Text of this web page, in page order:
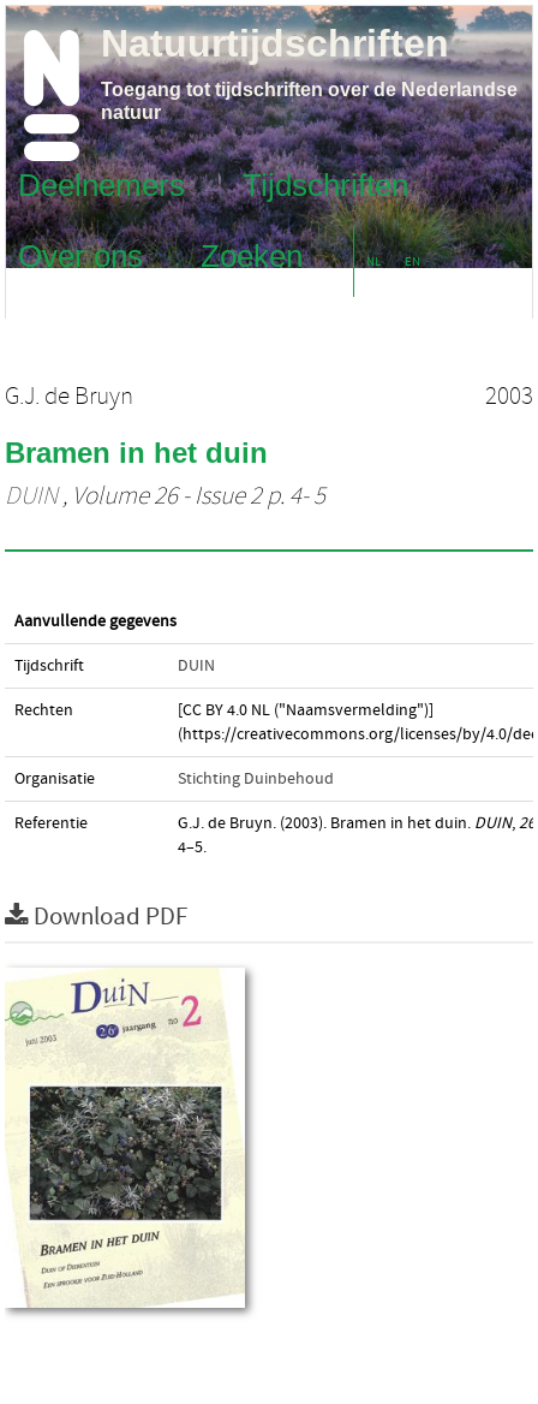
Deelnemers
Tijdschriften
Over ons
Zoeken NL EN
Natuurtijdschriften
Toegang tot tijdschriften over de Nederlandse
natuur
G.J. de Bruyn 2003
Bramen in het duin
DUIN, Volume 26 - Issue 2 p. 4- 5
Aanvullende gegevens
Tijdschrift DUIN
Rechten
[CC BY 4.0 NL ("Naamsvermelding")]
(https://creativecommons.org/licenses/by/4.0/
Organisatie Stichting Duinbehoud
Referentie G.J. de Bruyn. (2003). Bramen in het duin. DUIN,26
4–5.
Download PDF